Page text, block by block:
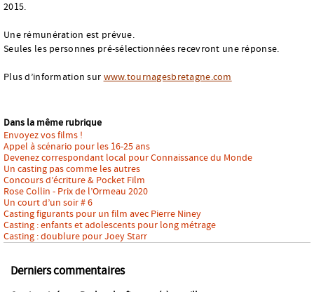
2015.
Une rémunération est prévue.
Seules les personnes pré-sélectionnées recevront une réponse.
Plus d’information sur www.tournagesbretagne.com
Dans la même rubrique
Envoyez vos films !
Appel à scénario pour les 16-25 ans
Devenez correspondant local pour Connaissance du Monde
Un casting pas comme les autres
Concours d’écriture & Pocket Film
Rose Collin - Prix de l’Ormeau 2020
Un court d’un soir # 6
Casting figurants pour un film avec Pierre Niney
Casting : enfants et adolescents pour long métrage
Casting : doublure pour Joey Starr
Derniers commentaires